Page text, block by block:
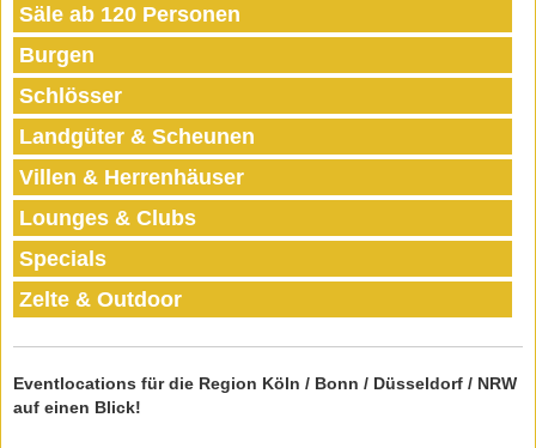
Säle ab 120 Personen
Burgen
Schlösser
Landgüter & Scheunen
Villen & Herrenhäuser
Lounges & Clubs
Specials
Zelte & Outdoor
Eventlocations für die Region Köln / Bonn / Düsseldorf / NRW
auf einen Blick!